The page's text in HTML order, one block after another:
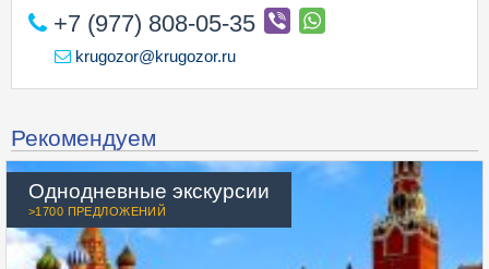
+7 (977) 808-05-35
krugozor@krugozor.ru
Рекомендуем
Однодневные экскурсии
>1700 ПРЕДЛОЖЕНИЙ